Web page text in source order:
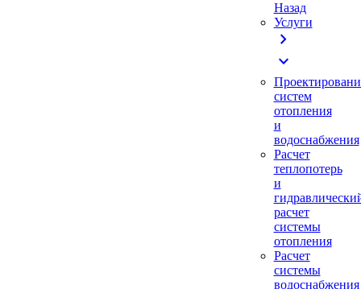
Назад
Услуги
chevron_right
expand_more
систем
отопления
и
водоснабжения
Расчет
теплопотерь
и
расчет
системы
отопления
Расчет
системы
водоснабжения